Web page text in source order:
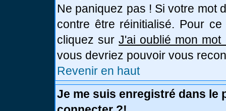
Ne paniquez pas ! Si votre mot
contre être réinitialisé. Pour
cliquez surJ'ai oublié mon mot
vous devriez pouvoir vous
Revenir en haut
Je me suis enregistré dans le